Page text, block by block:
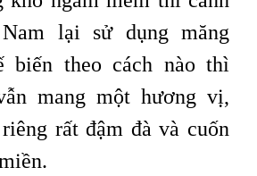
lại sử dụng măng
biến theo cách nào thì
mang một hương vị,
rất đậm đà và cuốn